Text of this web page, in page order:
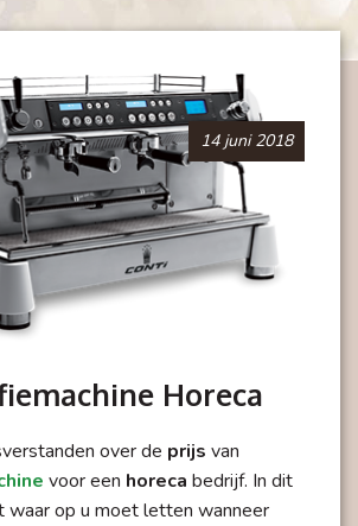
14 juni 2018
Horeca
over de prijs van
voor een horeca bedrijf. In dit
waar op u moet letten wanneer